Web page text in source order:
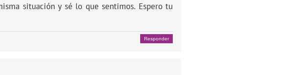
situación y sé lo que sentimos. Espero tu
Responder